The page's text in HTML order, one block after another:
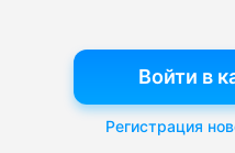
Войти в
Регистрация